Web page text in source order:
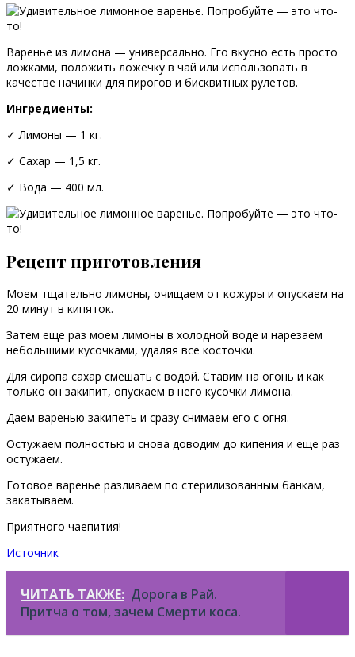
Варенье из лимона — универсально. Его вкусно есть просто
ложками, положить ложечку в чай или использовать в
качестве начинки для пирогов и бисквитных рулетов.
Ингредиенты:
✓ Лимоны — 1 кг.
✓ Сахар — 1,5 кг.
✓ Вода — 400 мл.
Рецепт приготовления
Моем тщательно лимоны, очищаем от кожуры и опускаем на
20 минут в кипяток.
Затем еще раз моем лимоны в холодной воде и нарезаем
небольшими кусочками, удаляя все косточки.
Для сиропа сахар смешать с водой. Ставим на огонь и как
только он закипит, опускаем в него кусочки лимона.
Даем варенью закипеть и сразу снимаем его с огня.
Остужаем полностью и снова доводим до кипения и еще раз
остужаем.
Готовое варенье разливаем по стерилизованным банкам,
закатываем.
Приятного чаепития!
Источник
ЧИТАТЬ ТАКЖЕ: Дорога в Рай.
Притча о том, зачем Смерти коса.